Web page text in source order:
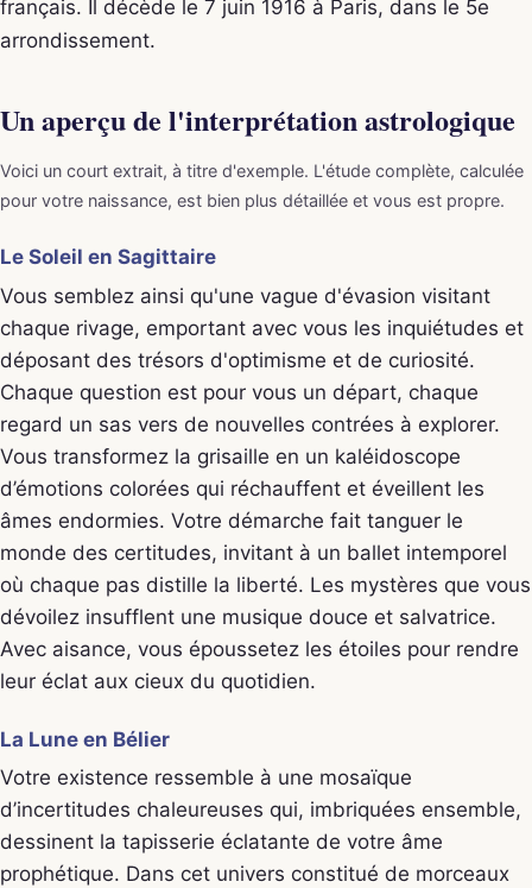
français. Il décède le 7 juin 1916 à Paris, dans le 5e
arrondissement.
Un aperçu de l'interprétation astrologique
Voici un court extrait, à titre d'exemple. L'étude complète, calculée
pour votre naissance, est bien plus détaillée et vous est propre.
Le Soleil en Sagittaire
Vous semblez ainsi qu'une vague d'évasion visitant
chaque rivage, emportant avec vous les inquiétudes et
déposant des trésors d'optimisme et de curiosité.
Chaque question est pour vous un départ, chaque
regard un sas vers de nouvelles contrées à explorer.
Vous transformez la grisaille en un kaléidoscope
d’émotions colorées qui réchauffent et éveillent les
âmes endormies. Votre démarche fait tanguer le
monde des certitudes, invitant à un ballet intemporel
où chaque pas distille la liberté. Les mystères que vous
dévoilez insufflent une musique douce et salvatrice.
Avec aisance, vous époussetez les étoiles pour rendre
leur éclat aux cieux du quotidien.
La Lune en Bélier
Votre existence ressemble à une mosaïque
d’incertitudes chaleureuses qui, imbriquées ensemble,
dessinent la tapisserie éclatante de votre âme
prophétique. Dans cet univers constitué de morceaux